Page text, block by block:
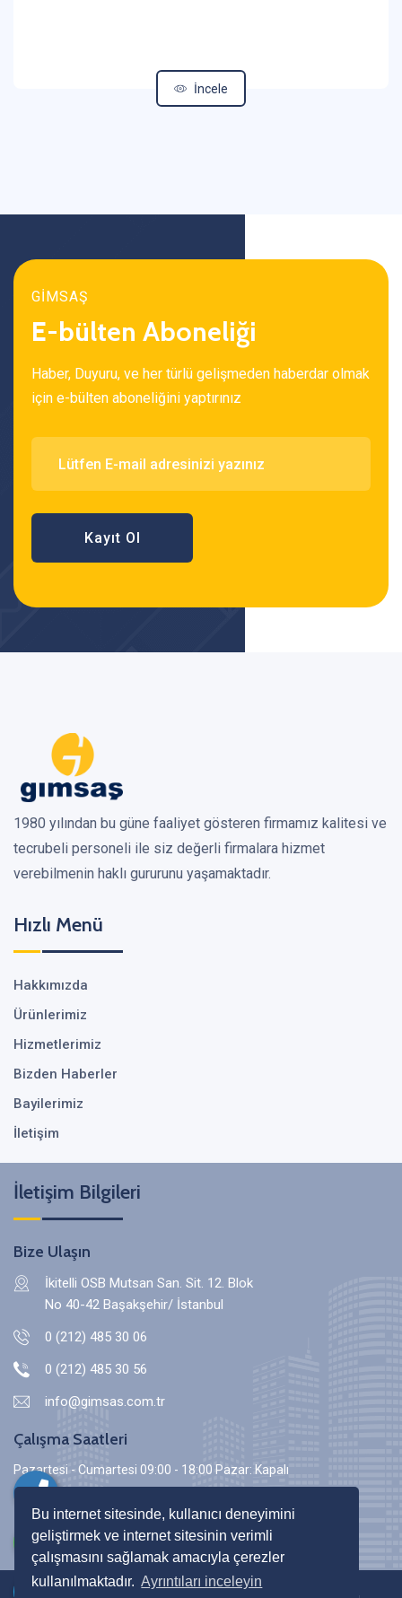
Bu internet sitesinde, kullanıcı deneyimini
geliştirmek ve internet sitesinin verimli
çalışmasını sağlamak amacıyla çerezler
kullanılmaktadır. Ayrıntıları inceleyin
İncele
GİMSAŞ
E-bülten Aboneliği
Haber, Duyuru, ve her türlü gelişmeden haberdar olmak
için e-bülten aboneliğini yaptırınız
Kayıt Ol
1980 yılından bu güne faaliyet gösteren firmamız kalitesi ve
tecrubeli personeli ile siz değerli firmalara hizmet
verebilmenin haklı gururunu yaşamaktadır.
Hızlı Menü
Hakkımızda
Ürünlerimiz
Hizmetlerimiz
Bizden Haberler
Bayilerimiz
İletişim
İletişim Bilgileri
Bize Ulaşın
İkitelli OSB Mutsan San. Sit. 12. Blok
No 40-42 Başakşehir/ İstanbul
0 (212) 485 30 06
0 (212) 485 30 56
info@gimsas.com.tr
Çalışma Saatleri
Pazartesi - Cumartesi 09:00 - 18:00 Pazar: Kapalı